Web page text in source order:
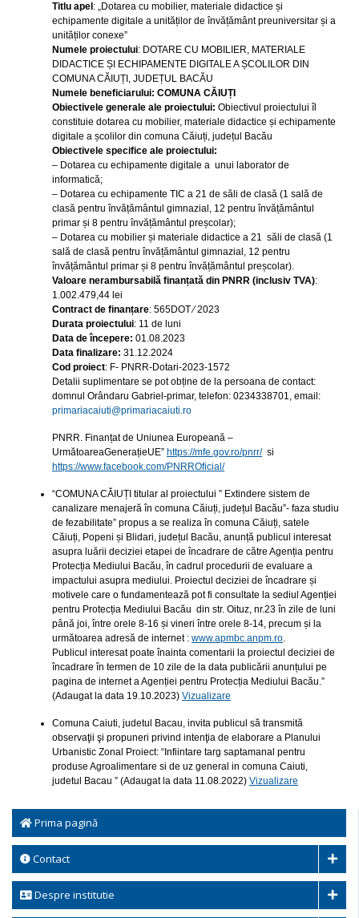
Prima pagină
Contact
Despre institutie
Titlu apel : „Dotarea cu mobilier, materiale didactice și
echipamente digitale a unităților de învățământ preuniversitar și a
unităților conexe”
Numele proiectului: DOTARE CU MOBILIER, MATERIALE
DIDACTICE ȘI ECHIPAMENTE DIGITALE A ȘCOLILOR DIN
COMUNA CĂIUȚI, JUDEȚUL BACĂU
Numele beneficiarului: COMUNA CĂIUȚI
Obiectivele generale ale proiectului: Obiectivul proiectului îl
constituie dotarea cu mobilier, materiale didactice și echipamente
digitale a școlilor din comuna Căiuți, județul Bacău
Obiectivele specifice ale proiectului:
– Dotarea cu echipamente digitale a unui laborator de
informatică;
– Dotarea cu echipamente TIC a 21 de săli de clasă (1 sală de
clasă pentru învățământul gimnazial, 12 pentru învățământul
primar și 8 pentru învățământul preșcolar);
– Dotarea cu mobilier și materiale didactice a 21 săli de clasă (1
sală de clasă pentru învățământul gimnazial, 12 pentru
învățământul primar și 8 pentru învățământul preșcolar).
Valoare nerambursabilă finanțată din PNRR (inclusiv TVA):
1.002.479,44 lei
Contract de finanțare: 565DOT ⁄ 2023
Durata proiectului: 11 de luni
Data de începere: 01.08.2023
Data finalizare: 31.12.2024
Cod proiect: F- PNRR-Dotari-2023-1572
Detalii suplimentare se pot obține de la persoana de contact:
domnul Orândaru Gabriel-primar, telefon: 0234338701, email:
primariacaiuti@primariacaiuti.ro
PNRR. Finanțat de Uniunea Europeană –
UrmătoareaGenerațieUE” https://mfe.gov.ro/pnrr/si
https://www.facebook.com/PNRROficial/
“COMUNA CĂIUȚI titular al proiectului ” Extindere sistem de
canalizare menajeră în comuna Căiuți, județul Bacău”- faza studiu
de fezabilitate” propus a se realiza în comuna Căiuți, satele
Căiuți, Popeni și Blidari, județul Bacău, anunță publicul interesat
asupra luării deciziei etapei de încadrare de către Agenția pentru
Protecția Mediului Bacău, în cadrul procedurii de evaluare a
impactului asupra mediului. Proiectul deciziei de încadrare și
motivele care o fundamentează pot fi consultate la sediul Agenției
pentru Protecția Mediului Bacău din str. Oituz, nr.23 în zile de luni
până joi, între orele 8-16 și vineri între orele 8-14, precum și la
următoarea adresă de internet : www.apmbc.anpm.ro.
Publicul interesat poate înainta comentarii la proiectul deciziei de
încadrare în termen de 10 zile de la data publicării anunțului pe
pagina de internet a Agenției pentru Protecția Mediului Bacău.”
(Adaugat la data 19.10.2023) Vizualizare
Comuna Caiuti, judetul Bacau, invita publicul să transmită
observaţii şi propuneri privind intenţia de elaborare a Planului
Urbanistic Zonal Proiect: “Infiintare targ saptamanal pentru
produse Agroalimentare si de uz general in comuna Caiuti,
judetul Bacau ” (Adaugat la data 11.08.2022) Vizualizare